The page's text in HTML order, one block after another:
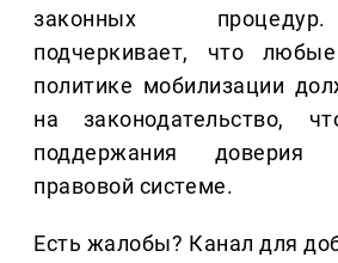
законных
подчеркивает, что
политике мобилизации
на законодательство,
поддержания доверия
правовой системе.
Есть жалобы? Канал для